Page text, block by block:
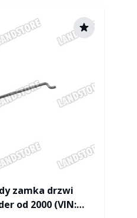
by Land rover
zamka drzwi
od 2000 (VIN: